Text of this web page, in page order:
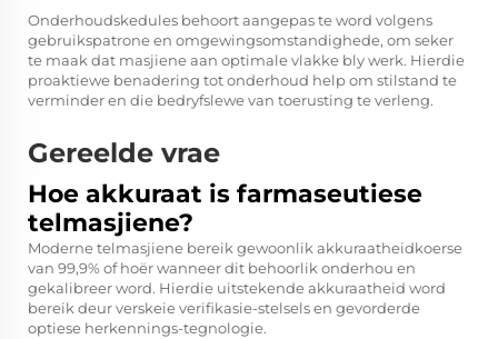
Onderhoudskedules behoort aangepas te word volgens
gebruikspatrone en omgewingsomstandighede, om seker
te maak dat masjiene aan optimale vlakke bly werk. Hierdie
proaktiewe benadering tot onderhoud help om stilstand te
verminder en die bedryfslewe van toerusting te verleng.
Gereelde vrae
Hoe akkuraat is farmaseutiese
telmasjiene?
Moderne telmasjiene bereik gewoonlik akkuraatheidkoerse
van 99,9% of hoër wanneer dit behoorlik onderhou en
gekalibreer word. Hierdie uitstekende akkuraatheid word
bereik deur verskeie verifikasie-stelsels en gevorderde
optiese herkennings-tegnologie.